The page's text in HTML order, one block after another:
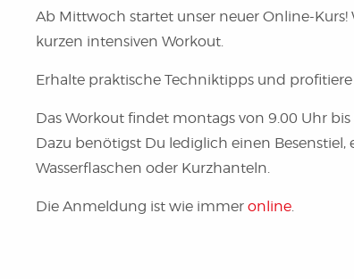
Ab Mittwoch startet unser neuer Online-
kurzen intensiven Workout.
Erhalte praktische Techniktipps und
Das Workout findet montags von 9.00 Uhr
Dazu benötigst Du lediglich einen
Wasserflaschen oder Kurzhanteln.
Die Anmeldung ist wie immer online.